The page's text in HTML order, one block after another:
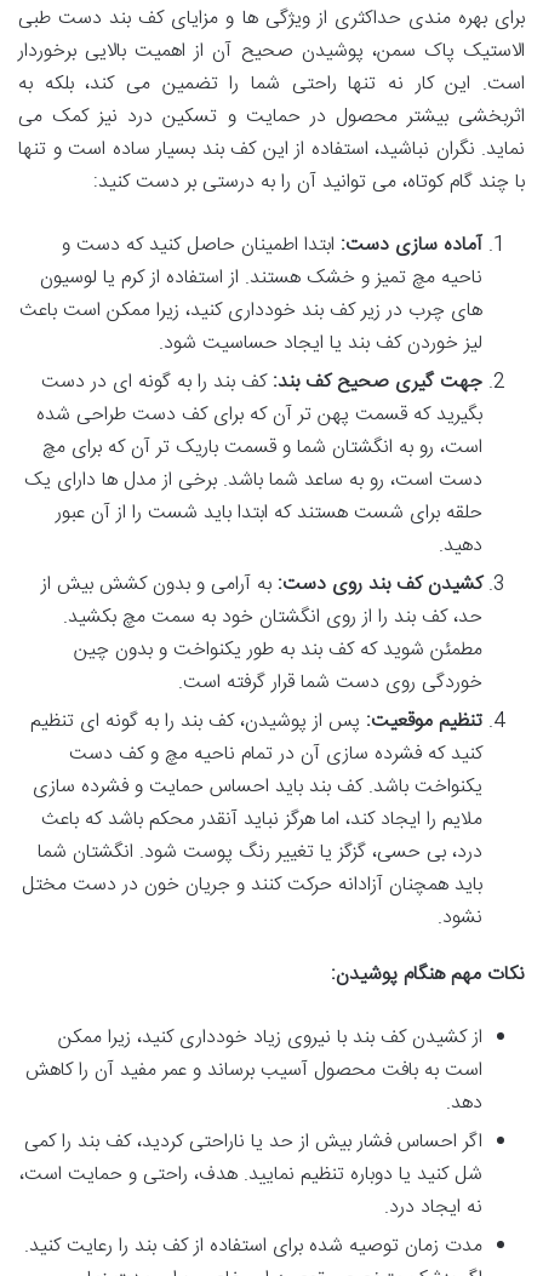
برای بهره مندی حداکثری از ویژگی ها و مزایای کف بند دست طبی
الاستیک پاک سمن، پوشیدن صحیح آن از اهمیت بالایی برخوردار
است. این کار نه تنها راحتی شما را تضمین می کند، بلکه به
اثربخشی بیشتر محصول در حمایت و تسکین درد نیز کمک می
نماید. نگران نباشید، استفاده از این کف بند بسیار ساده است و تنها
با چند گام کوتاه، می توانید آن را به درستی بر دست کنید:
آماده سازی دست: ابتدا اطمینان حاصل کنید که دست و
ناحیه مچ تمیز و خشک هستند. از استفاده از کرم یا لوسیون
های چرب در زیر کف بند خودداری کنید، زیرا ممکن است باعث
لیز خوردن کف بند یا ایجاد حساسیت شود.
جهت گیری صحیح کف بند:کف بند را به گونه ای در دست
بگیرید که قسمت پهن تر آن که برای کف دست طراحی شده
است، رو به انگشتان شما و قسمت باریک تر آن که برای مچ
دست است، رو به ساعد شما باشد. برخی از مدل ها دارای یک
حلقه برای شست هستند که ابتدا باید شست را از آن عبور
دهید.
کشیدن کف بند روی دست: به آرامی و بدون کشش بیش از
حد، کف بند را از روی انگشتان خود به سمت مچ بکشید.
مطمئن شوید که کف بند به طور یکنواخت و بدون چین
خوردگی روی دست شما قرار گرفته است.
تنظیم موقعیت: پس از پوشیدن، کف بند را به گونه ای تنظیم
کنید که فشرده سازی آن در تمام ناحیه مچ و کف دست
یکنواخت باشد. کف بند باید احساس حمایت و فشرده سازی
ملایم را ایجاد کند، اما هرگز نباید آنقدر محکم باشد که باعث
درد، بی حسی، گزگز یا تغییر رنگ پوست شود. انگشتان شما
باید همچنان آزادانه حرکت کنند و جریان خون در دست مختل
نشود.
نکات مهم هنگام پوشیدن:
از کشیدن کف بند با نیروی زیاد خودداری کنید، زیرا ممکن
است به بافت محصول آسیب برساند و عمر مفید آن را کاهش
دهد.
اگر احساس فشار بیش از حد یا ناراحتی کردید، کف بند را کمی
شل کنید یا دوباره تنظیم نمایید. هدف، راحتی و حمایت است،
نه ایجاد درد.
مدت زمان توصیه شده برای استفاده از کف بند را رعایت کنید.